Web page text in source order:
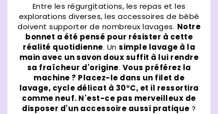
Entre les régurgitations, les repas et les
explorations diverses, les accessoires de bébé
doivent supporter de nombreux lavages. Notre
bonnet a été pensé pour résister à cette
réalité quotidienne. Un simple lavage à la
main avec un savon doux suffit à lui rendre
sa fraîcheur d'origine. Vous préférez la
machine ? Placez-le dans un filet de
lavage, cycle délicat à 30°C, et il ressortira
comme neuf. N'est-ce pas merveilleux de
disposer d'un accessoire aussi pratique ?